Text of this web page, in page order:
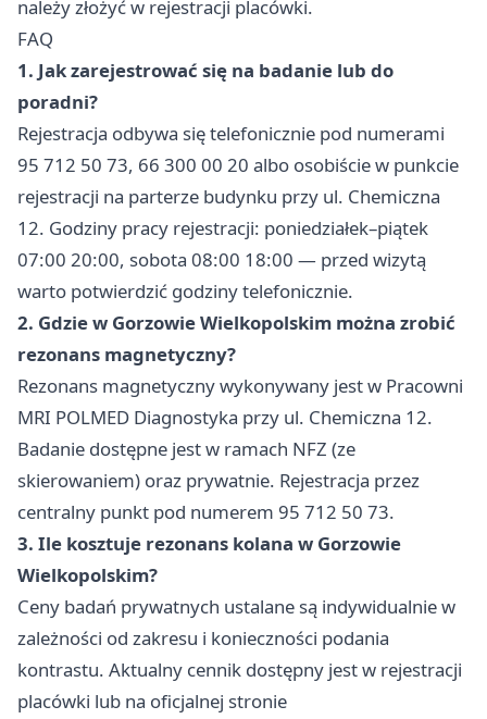
należy złożyć w rejestracji placówki.
FAQ
1. Jak zarejestrować się na badanie lub do
poradni?
Rejestracja odbywa się telefonicznie pod numerami
95 712 50 73, 66 300 00 20 albo osobiście w punkcie
rejestracji na parterze budynku przy ul. Chemiczna
12. Godziny pracy rejestracji: poniedziałek–piątek
07:00 20:00, sobota 08:00 18:00 — przed wizytą
warto potwierdzić godziny telefonicznie.
2. Gdzie w Gorzowie Wielkopolskim można zrobić
rezonans magnetyczny?
Rezonans magnetyczny wykonywany jest w Pracowni
MRI POLMED Diagnostyka przy ul. Chemiczna 12.
Badanie dostępne jest w ramach NFZ (ze
skierowaniem) oraz prywatnie. Rejestracja przez
centralny punkt pod numerem 95 712 50 73.
3. Ile kosztuje rezonans kolana w Gorzowie
Wielkopolskim?
Ceny badań prywatnych ustalane są indywidualnie w
zależności od zakresu i konieczności podania
kontrastu. Aktualny cennik dostępny jest w rejestracji
placówki lub na oficjalnej stronie